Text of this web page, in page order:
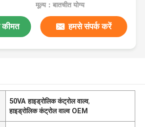
मूल्य：बातचीत योग्य
कीमत हमसे संपर्क करें
50VA हाइड्रोलिक कंट्रोल वाल्व,
हाइड्रोलिक कंट्रोल वाल्व OEM